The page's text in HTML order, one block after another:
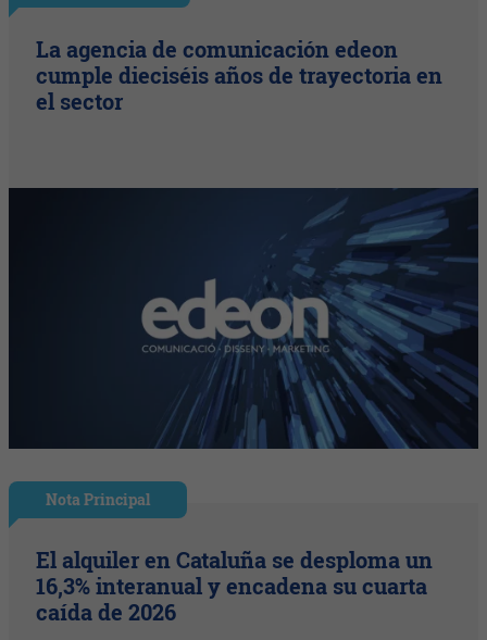
La agencia de comunicación edeon
cumple dieciséis años de trayectoria en
el sector
Nota Principal
El alquiler en Cataluña se desploma un
16,3% interanual y encadena su cuarta
caída de 2026